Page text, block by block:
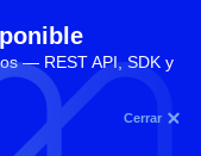
— REST API, SDK y
Cerrar